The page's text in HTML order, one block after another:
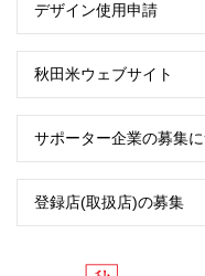
デザイン使用申請
秋田米ウェブサイト
サポーター企業の募集
登録店(取扱店)の募集